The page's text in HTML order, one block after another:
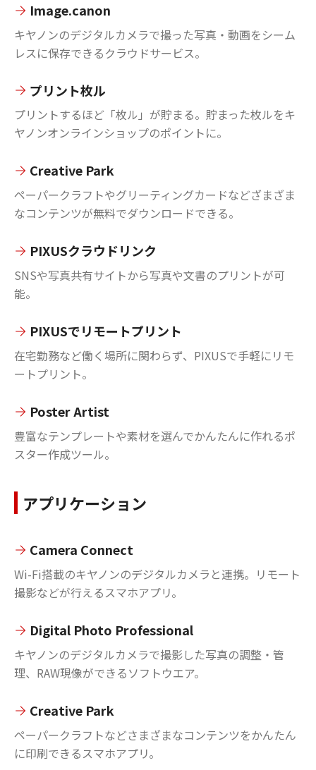
Image.canon
キヤノンのデジタルカメラで撮った写真・動画をシーム
レスに保存できるクラウドサービス。
プリント枚ル
プリントするほど「枚ル」が貯まる。貯まった枚ルをキ
ヤノンオンラインショップのポイントに。
Creative Park
ペーパークラフトやグリーティングカードなどざまざま
なコンテンツが無料でダウンロードできる。
PIXUSクラウドリンク
SNSや写真共有サイトから写真や文書のプリントが可
能。
PIXUSでリモートプリント
在宅勤務など働く場所に関わらず、PIXUSで手軽にリモ
ートプリント。
Poster Artist
豊富なテンプレートや素材を選んでかんたんに作れるポ
スター作成ツール。
アプリケーション
Camera Connect
Wi-Fi搭載のキヤノンのデジタルカメラと連携。リモート
撮影などが行えるスマホアプリ。
Digital Photo Professional
キヤノンのデジタルカメラで撮影した写真の調整・管
理、RAW現像ができるソフトウエア。
Creative Park
ペーパークラフトなどさまざまなコンテンツをかんたん
に印刷できるスマホアプリ。